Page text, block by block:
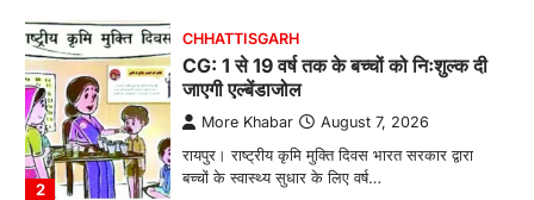
2
CHHATTISGARH
CG: 1 से 19 वर्ष तक के बच्चों को निःशुल्क दी
जाएगी एल्बेंडाजोल
More Khabar August 7, 2026
रायपुर। राष्ट्रीय कृमि मुक्ति दिवस भारत सरकार द्वारा
बच्चों के स्वास्थ्य सुधार के लिए वर्ष…